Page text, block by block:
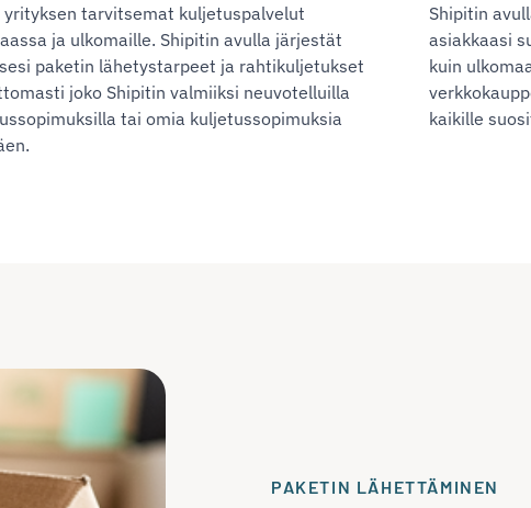
yrityksen tarvitsemat kuljetuspalvelut
ja ulkomaille. Shipitin avulla järjestät
paketin lähetystarpeet ja rahtikuljetukset
joko Shipitin valmiiksi neuvotelluilla
tai omia kuljetussopimuksia
Shipitin
asiakkaasi
kuin
kaikille
PAKETIN LÄHETTÄMINEN